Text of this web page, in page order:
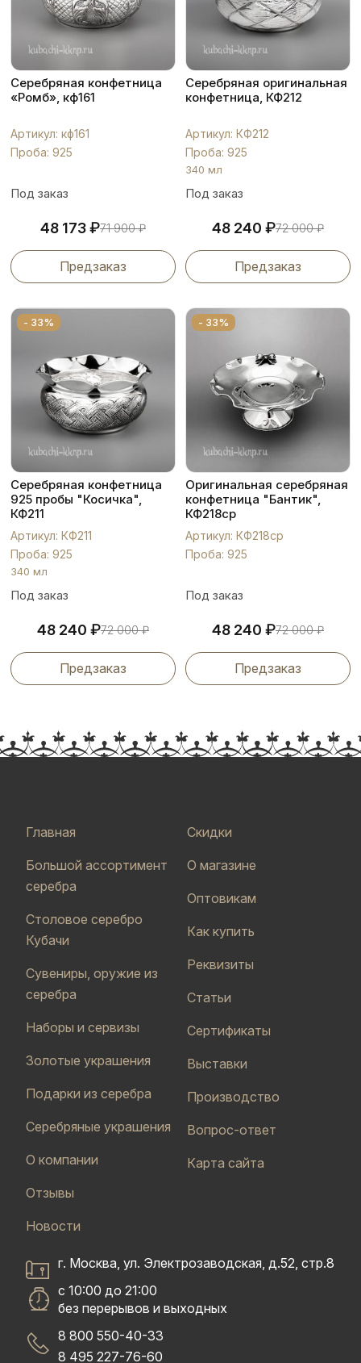
Серебряная конфетница
«Ромб», кф161
Артикул: кф161
Проба: 925
Под заказ
48 173₽71 900₽
Предзаказ
Серебряная оригинальная
конфетница, КФ212
Артикул: КФ212
Проба: 925
340 мл
Под заказ
48 240 ₽72 000₽
Предзаказ
- 33%
Серебряная конфетница
925 пробы "Косичка",
КФ211
Артикул: КФ211
Проба: 925
340 мл
Под заказ
48 240 ₽72 000₽
Предзаказ
- 33%
Оригинальная серебряная
конфетница "Бантик",
КФ218ср
Артикул: КФ218ср
Проба: 925
Под заказ
48 240 ₽72 000₽
Предзаказ
Главная
Большой ассортимент
серебра
Столовое серебро
Кубачи
Сувениры, оружие из
серебра
Наборы и сервизы
Золотые украшения
Подарки из серебра
Серебряные украшения
О компании
Отзывы
Новости
Скидки
О магазине
Оптовикам
Как купить
Реквизиты
Статьи
Сертификаты
Выставки
Производство
Вопрос-ответ
Карта сайта
г. Москва, ул. Электрозаводская, д.52, стр.8
с 10:00 до 21:00
без перерывов и выходных
8 800 550-40-33
8 495 227-76-60